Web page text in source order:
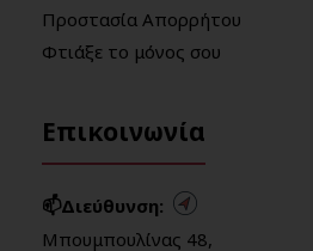
Προστασία Απορρήτου
Φτιάξε το μόνος σου
Επικοινωνία
📫Διεύθυνση:
Μπουμπουλίνας 48,